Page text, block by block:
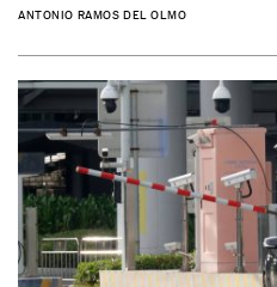
ANTONIO RAMOS DEL OLMO